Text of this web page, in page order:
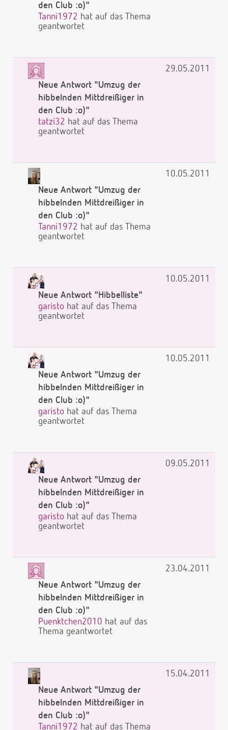
den Club :o)"
Tanni1972 hat auf das Thema
geantwortet
Neue Antwort "Umzug der
hibbelnden Mittdreißiger in
den Club :o)"
tatzi32 hat auf das Thema
geantwortet
29.05.2011
Neue Antwort "Umzug der
hibbelnden Mittdreißiger in
den Club :o)"
Tanni1972 hat auf das Thema
geantwortet
10.05.2011
Neue Antwort "Hibbelliste"
garisto hat auf das Thema
geantwortet
10.05.2011
Neue Antwort "Umzug der
hibbelnden Mittdreißiger in
den Club :o)"
garisto hat auf das Thema
geantwortet
10.05.2011
Neue Antwort "Umzug der
hibbelnden Mittdreißiger in
den Club :o)"
garisto hat auf das Thema
geantwortet
09.05.2011
Neue Antwort "Umzug der
hibbelnden Mittdreißiger in
den Club :o)"
Puenktchen2010 hat auf das
Thema geantwortet
23.04.2011
Neue Antwort "Umzug der
hibbelnden Mittdreißiger in
den Club :o)"
Tanni1972 hat auf das Thema
15.04.2011